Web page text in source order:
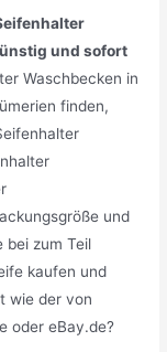
und sofort
Waschbecken in
finden,
und
bei zum Teil
kaufen und
wie der von
oder eBay.de?